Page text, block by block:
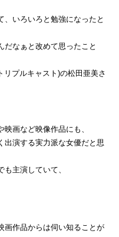
、いろいろと勉強になったと
だなぁと改めて思ったこと
リプルキャスト)の松田亜美さ
画など映像作品にも、
出演する実力派な女優だと思
主演していて、
画作品からは伺い知ることが